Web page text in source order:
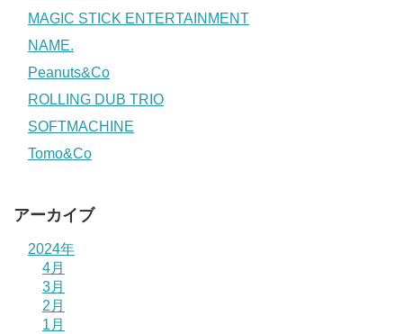
MAGIC STICK ENTERTAINMENT
NAME.
Peanuts&Co
ROLLING DUB TRIO
SOFTMACHINE
Tomo&Co
アーカイブ
2024年
4月
3月
2月
1月